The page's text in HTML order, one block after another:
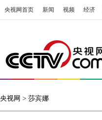
央视网首页 新闻 视频 经济
央视网 > 莎宾娜